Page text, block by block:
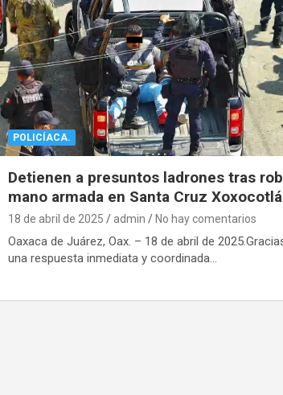
POLICÍACA.
Detienen a presuntos ladrones tras
mano armada en Santa Cruz
18 de abril de 2025 admin No hay comentarios
Oaxaca de Juárez, Oax. – 18 de abril de
una respuesta inmediata y coordinada…